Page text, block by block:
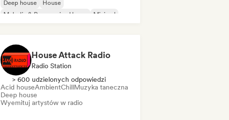
Deep house
House
Melodic & Progressive House
Minimal
House Attack Radio
Radio Station
> 600 udzielonych odpowiedzi
Acid houseAmbientChillMuzyka taneczna
Deep house
Wyemituj artystów w radio